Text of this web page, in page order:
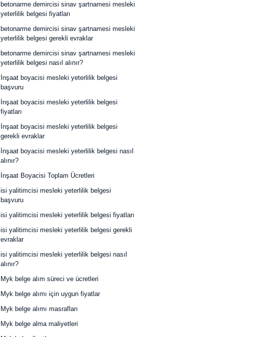
betonarme demircisi sinav şartnamesi mesleki
yeterlilik belgesi fiyatları
betonarme demircisi sinav şartnamesi mesleki
yeterlilik belgesi gerekli evraklar
betonarme demircisi sinav şartnamesi mesleki
yeterlilik belgesi nasıl alınır?
İnşaat boyacisi mesleki yeterlilik belgesi
başvuru
İnşaat boyacisi mesleki yeterlilik belgesi
fiyatları
İnşaat boyacisi mesleki yeterlilik belgesi
gerekli evraklar
İnşaat boyacisi mesleki yeterlilik belgesi nasıl
alınır?
İnşaat Boyacisi Toplam Ücretleri
isi yalitimcisi mesleki yeterlilik belgesi
başvuru
isi yalitimcisi mesleki yeterlilik belgesi fiyatları
isi yalitimcisi mesleki yeterlilik belgesi gerekli
evraklar
isi yalitimcisi mesleki yeterlilik belgesi nasıl
alınır?
Myk belge alım süreci ve ücretleri
Myk belge alımı için uygun fiyatlar
Myk belge alımı masrafları
Myk belge alma maliyetleri